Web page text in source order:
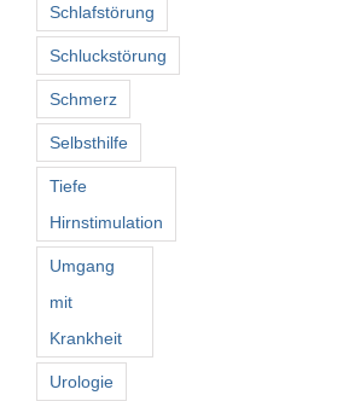
Schlafstörung
Schluckstörung
Schmerz
Selbsthilfe
Tiefe
Hirnstimulation
Umgang
mit
Krankheit
Urologie